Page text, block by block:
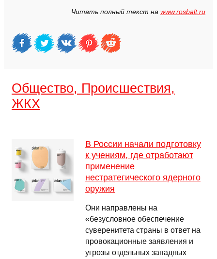
Читать полный текст на www.rosbalt.ru
Общество, Происшествия,
ЖКХ
В России начали подготовку
к учениям, где отработают
применение
нестратегического ядерного
оружия
Они направлены на
«безусловное обеспечение
суверенитета страны в ответ на
провокационные заявления и
угрозы отдельных западных